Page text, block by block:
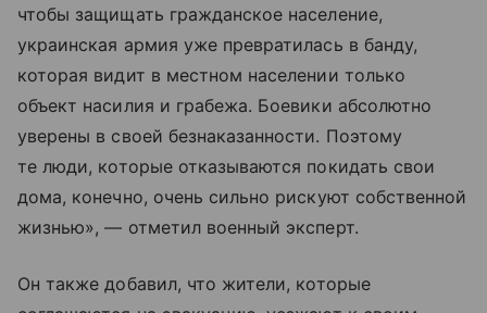
чтобы защищать гражданское население,
украинская армия уже превратилась в банду,
которая видит в местном населении только
объект насилия и грабежа. Боевики абсолютно
уверены в своей безнаказанности. Поэтому
те люди, которые отказываются покидать свои
дома, конечно, очень сильно рискуют собственной
жизнью», — отметил военный эксперт.
Он также добавил, что жители, которые